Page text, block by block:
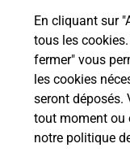
En cliquant sur
tous les
fermer" vous
les cookies
seront déposés.
tout moment ou
notre politique
LA BARTHE DE NESTE